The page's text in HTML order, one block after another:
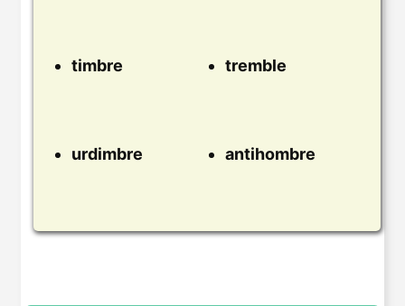
timbre tremble
urdimbre antihombre